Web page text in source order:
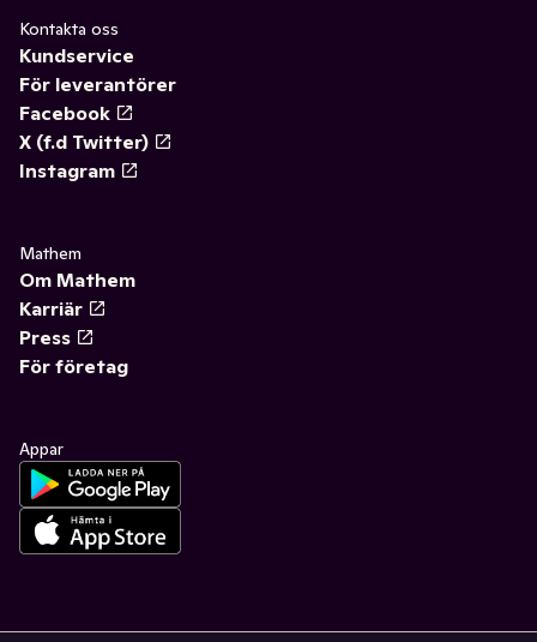
Kontakta oss
Kundservice
För leverantörer
Facebook
X (f.d Twitter)
Instagram
Mathem
Om Mathem
Karriär
Press
För företag
Appar